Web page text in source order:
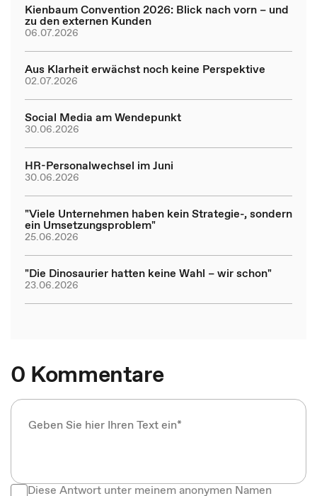
Kienbaum Convention 2026: Blick nach vorn – und
zu den externen Kunden
06.07.2026
Aus Klarheit erwächst noch keine Perspektive
02.07.2026
Social Media am Wendepunkt
30.06.2026
HR-Personalwechsel im Juni
30.06.2026
"Viele Unternehmen haben kein Strategie-, sondern
ein Umsetzungsproblem"
25.06.2026
"Die Dinosaurier hatten keine Wahl – wir schon"
23.06.2026
0 Kommentare
Diese Antwort unter meinem anonymen Namen